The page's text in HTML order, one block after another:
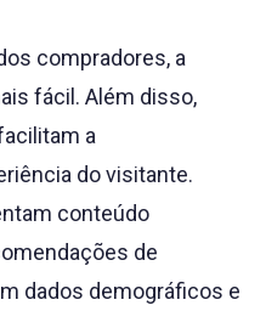
compradores, a
fácil. Além disso,
a
do visitante.
conteúdo
de
dados demográficos e